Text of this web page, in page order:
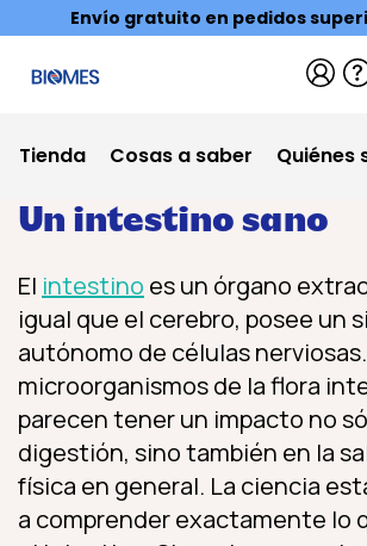
Envío gratuito en pedidos
Tienda Cosas a saber Quiénes
Un intestino sano
El intestino es un órgano
igual que el cerebro, posee un
autónomo de células
microorganismos de la flora
parecen tener un impacto no
digestión, sino también en la
física en general. La ciencia
a comprender exactamente lo